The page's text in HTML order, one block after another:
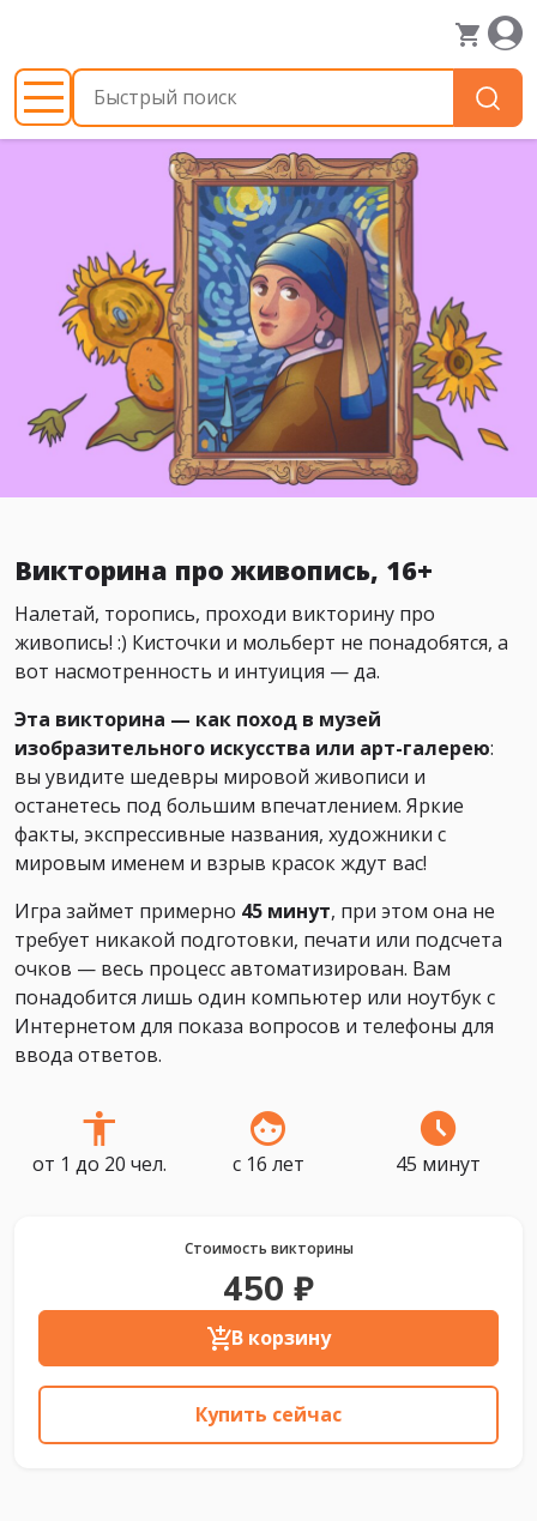
Викторина про живопись, 16+
Налетай, торопись, проходи викторину про
живопись! :) Кисточки и мольберт не понадобятся, а
вот насмотренность и интуиция — да.
Эта викторина — как поход в музей
изобразительного искусства или арт-галерею:
вы увидите шедевры мировой живописи и
останетесь под большим впечатлением. Яркие
факты, экспрессивные названия, художники с
мировым именем и взрыв красок ждут вас!
Игра займет примерно 45 минут, при этом она не
требует никакой подготовки, печати или подсчета
очков — весь процесс автоматизирован. Вам
понадобится лишь один компьютер или ноутбук с
Интернетом для показа вопросов и телефоны для
ввода ответов.
от 1 до 20 чел. с 16 лет 45 минут
Стоимость викторины
450 ₽
В корзину
Купить сейчас